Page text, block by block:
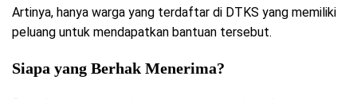
Artinya, hanya warga yang terdaftar di DTKS yang memiliki
peluang untuk mendapatkan bantuan tersebut.
Siapa yang Berhak Menerima?